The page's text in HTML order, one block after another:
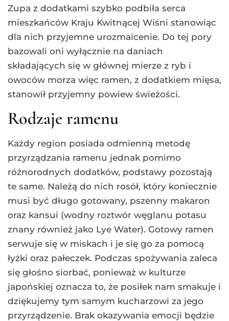
Zupa z dodatkami szybko podbiła serca
mieszkańców Kraju Kwitnącej Wiśni stanowiąc
dla nich przyjemne urozmaicenie. Do tej pory
bazowali oni wyłącznie na daniach
składających się w głównej mierze z ryb i
owoców morza więc ramen, z dodatkiem mięsa,
stanowił przyjemny powiew świeżości.
Rodzaje ramenu
Każdy region posiada odmienną metodę
przyrządzania ramenu jednak pomimo
różnorodnych dodatków, podstawy pozostają
te same. Należą do nich rosół, który koniecznie
musi być długo gotowany, pszenny makaron
oraz kansui (wodny roztwór węglanu potasu
znany również jako Lye Water). Gotowy ramen
serwuje się w miskach i je się go za pomocą
łyżki oraz pałeczek. Podczas spożywania zaleca
się głośno siorbać, ponieważ w kulturze
japońskiej oznacza to, że posiłek nam smakuje i
dziękujemy tym samym kucharzowi za jego
przyrządzenie. Brak okazywania emocji będzie